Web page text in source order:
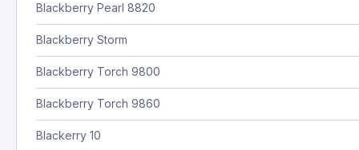
Blackberry Pearl 8820
Blackberry Storm
Blackberry Torch 9800
Blackberry Torch 9860
Blackerry 10